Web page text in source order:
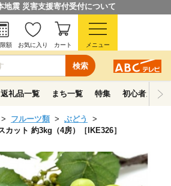
地震 災害支援寄付受付について
検索
限額 お気に入り カート メニュー
返礼品一覧 まち一覧 特集 初心者ガイド
フルーツ類
ぶどう
カット 約3kg（4房）［IKE326］